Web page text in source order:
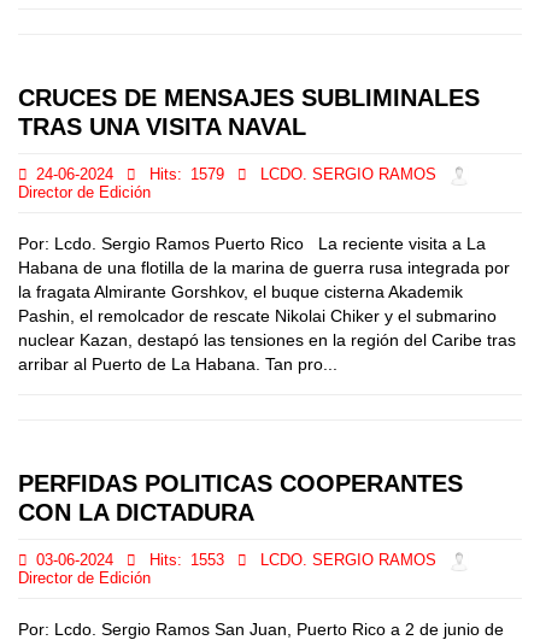
CRUCES DE MENSAJES SUBLIMINALES
TRAS UNA VISITA NAVAL
24-06-2024 Hits: 1579
LCDO. SERGIO RAMOS
Director de Edición
Por: Lcdo. Sergio Ramos Puerto Rico La reciente visita a La
Habana de una flotilla de la marina de guerra rusa integrada por
la fragata Almirante Gorshkov, el buque cisterna Akademik
Pashin, el remolcador de rescate Nikolai Chiker y el submarino
nuclear Kazan, destapó las tensiones en la región del Caribe tras
arribar al Puerto de La Habana. Tan pro...
PERFIDAS POLITICAS COOPERANTES
CON LA DICTADURA
03-06-2024 Hits: 1553
LCDO. SERGIO RAMOS
Director de Edición
Por: Lcdo. Sergio Ramos San Juan, Puerto Rico a 2 de junio de